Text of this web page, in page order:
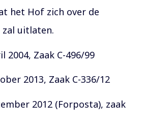
het Hof zich over de
zal uitlaten.
2004, Zaak C-496/99
2013, Zaak C-336/12
2012 (Forposta), zaak